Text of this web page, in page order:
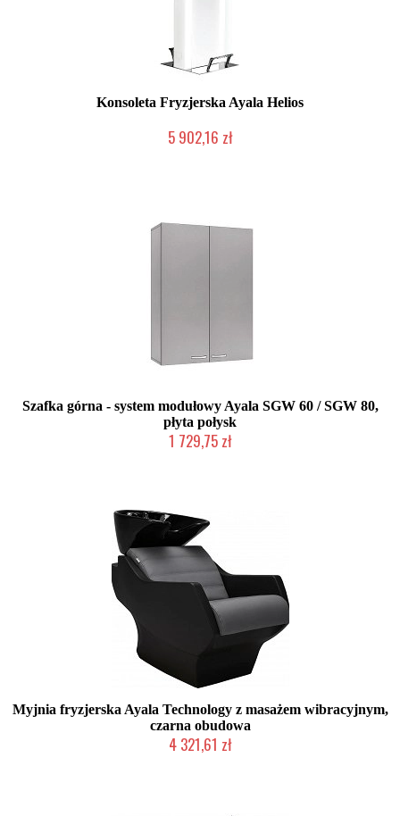
Konsoleta Fryzjerska Ayala Helios
5 902,16 zł
Szafka górna - system modułowy Ayala SGW 60 / SGW 80,
płyta połysk
1 729,75 zł
Myjnia fryzjerska Ayala Technology z masażem wibracyjnym,
czarna obudowa
4 321,61 zł